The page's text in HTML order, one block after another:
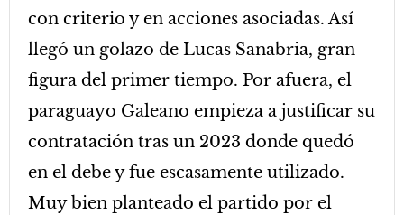
con criterio y en acciones asociadas. Así
llegó un golazo de Lucas Sanabria, gran
figura del primer tiempo. Por afuera, el
paraguayo Galeano empieza a justificar su
contratación tras un 2023 donde quedó
en el debe y fue escasamente utilizado.
Muy bien planteado el partido por el